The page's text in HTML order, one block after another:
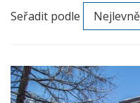
Seřadit podle